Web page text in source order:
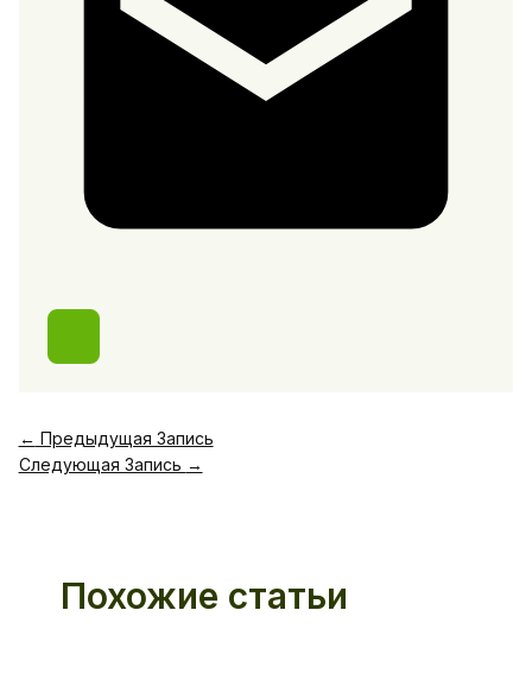
← Предыдущая Запись
Следующая Запись →
Похожие статьи